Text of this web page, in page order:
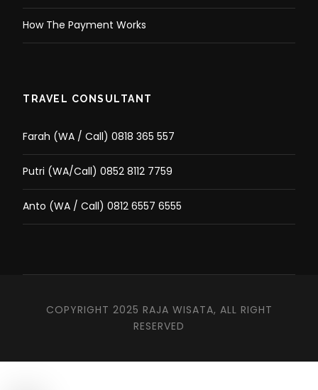
How The Payment Works
TRAVEL CONSULTANT
Farah (WA / Call) 0818 365 557
Putri (WA/Call) 0852 8112 7759
Anto (WA / Call) 0812 6557 6555
COPYRIGHT 2025 RAJA WISATA, ALL RIGHT
RESERVED